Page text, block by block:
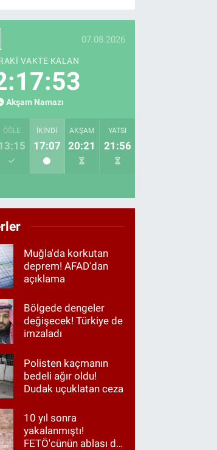
07.08.2026
VAKTE KALAN
Akşam Namazı
ÖĞLE İKINDI
17:07
AKŞAM
20:21
YATSI
21:56
Muğla'da korkutan
deprem! AFAD'dan
açıklama
Bölgede dengeler
değişecek! Türkiye de
imzaladı
Polisten kaçmanın
bedeli ağır oldu!
Dudak uçuklatan ceza
10 yıl sonra
yakalanmıştı!
FETÖ'cünün ablası da